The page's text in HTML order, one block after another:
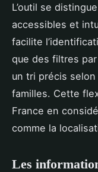
L’outil se
accessibles et
facilite
que des filtres
un tri précis
familles. Cette
France en
comme la
Les